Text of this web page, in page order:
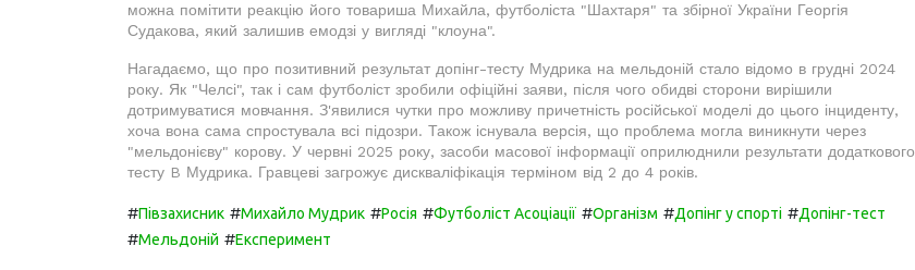
можна помітити реакцію його товариша Михайла, футболіста "Шахтаря" та збірної України Георгія
Судакова, який залишив емодзі у вигляді "клоуна".
Нагадаємо, що про позитивний результат допінг-тесту Мудрика на мельдоній стало відомо в грудні 2024
року. Як "Челсі", так і сам футболіст зробили офіційні заяви, після чого обидві сторони вирішили
дотримуватися мовчання. З'явилися чутки про можливу причетність російської моделі до цього інциденту,
хоча вона сама спростувала всі підозри. Також існувала версія, що проблема могла виникнути через
"мельдонієву" корову. У червні 2025 року, засоби масової інформації оприлюднили результати додаткового
тесту B Мудрика. Гравцеві загрожує дискваліфікація терміном від 2 до 4 років.
#Півзахисник #Михайло Мудрик #Росія #Футболіст Асоціації #Організм #Допінг у спорті #Допінг-тест
#Мельдоній #Експеримент